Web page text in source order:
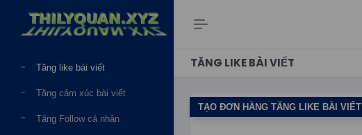
Facebook
Tăng like bài viết
Tăng cảm xúc bài viết
Tăng Follow cá nhân
TĂNG LIKE BÀI VIẾT
TẠO ĐƠN HÀNG TĂNG LIKE BÀI VIẾT